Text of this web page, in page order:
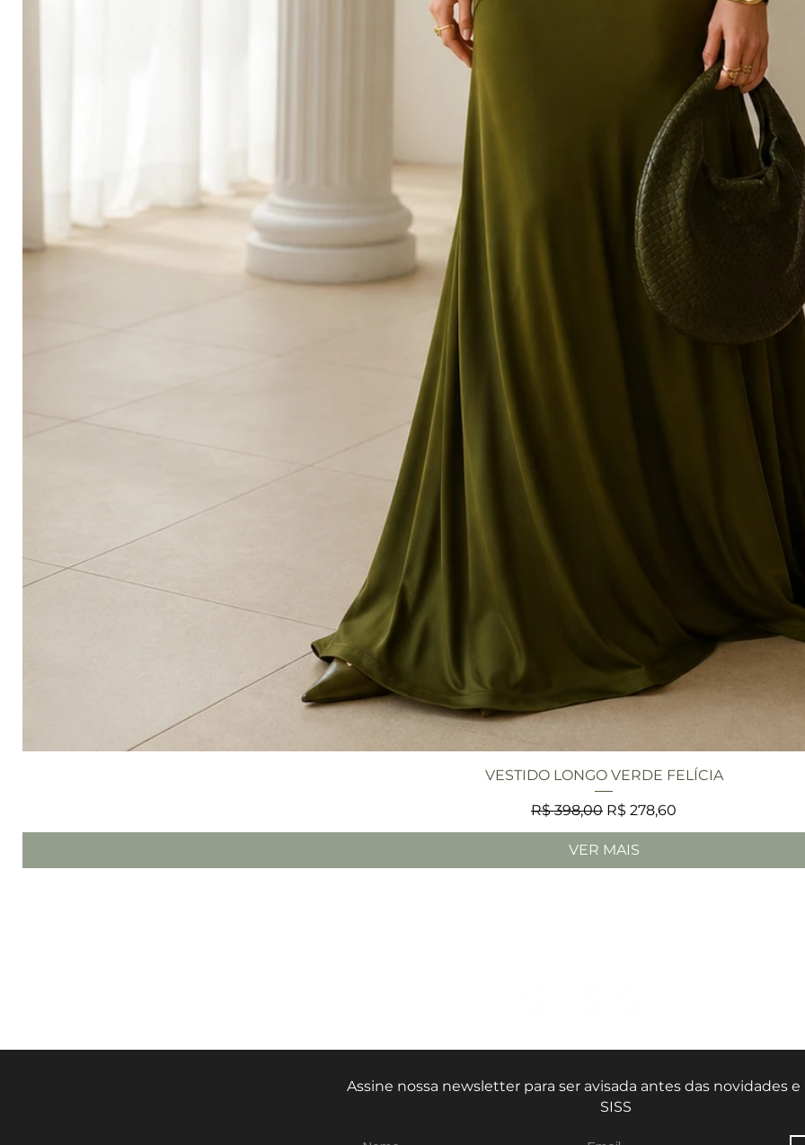
Visualização rápida
VESTIDO LONGO VERDE FELÍCIA
Preço normal
R$ 398,00 Preço promocional
R$ 278,60
VER MAIS
Assine nossa newsletter para ser avisada antes das novidades
SISS